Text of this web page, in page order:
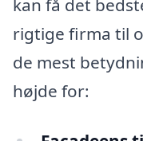
rigtige firma til
de mest
højde for: